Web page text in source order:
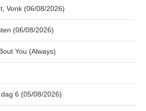
Vonk (06/08/2026)
(06/08/2026)
You (Always)
6 (05/08/2026)